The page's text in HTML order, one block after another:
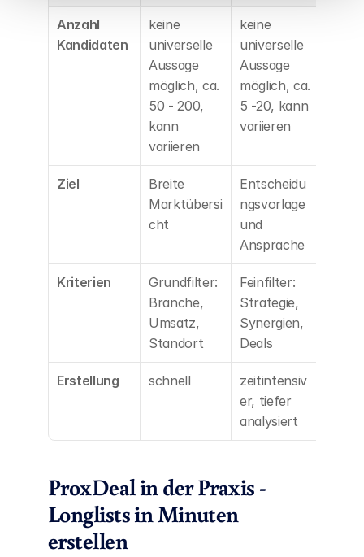
Anzahl
Kandidaten
keine
universelle
Aussage
möglich, ca.
50 - 200,
kann
variieren
keine
universelle
Aussage
möglich, ca.
5 -20, kann
variieren
Ziel
Breite
Marktübersi
cht
Entscheidu
ngsvorlage
und
Ansprache
Kriterien
Grundfilter:
Branche,
Umsatz,
Standort
Feinfilter:
Strategie,
Synergien,
Deals
Erstellung schnell
zeitintensiv
er, tiefer
analysiert
ProxDeal in der Praxis -
Longlists in Minuten
erstellen